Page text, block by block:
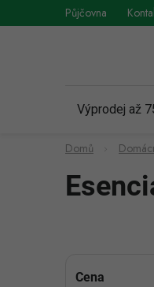
na
Půjčovna
Výprodej až
Domů
PCena